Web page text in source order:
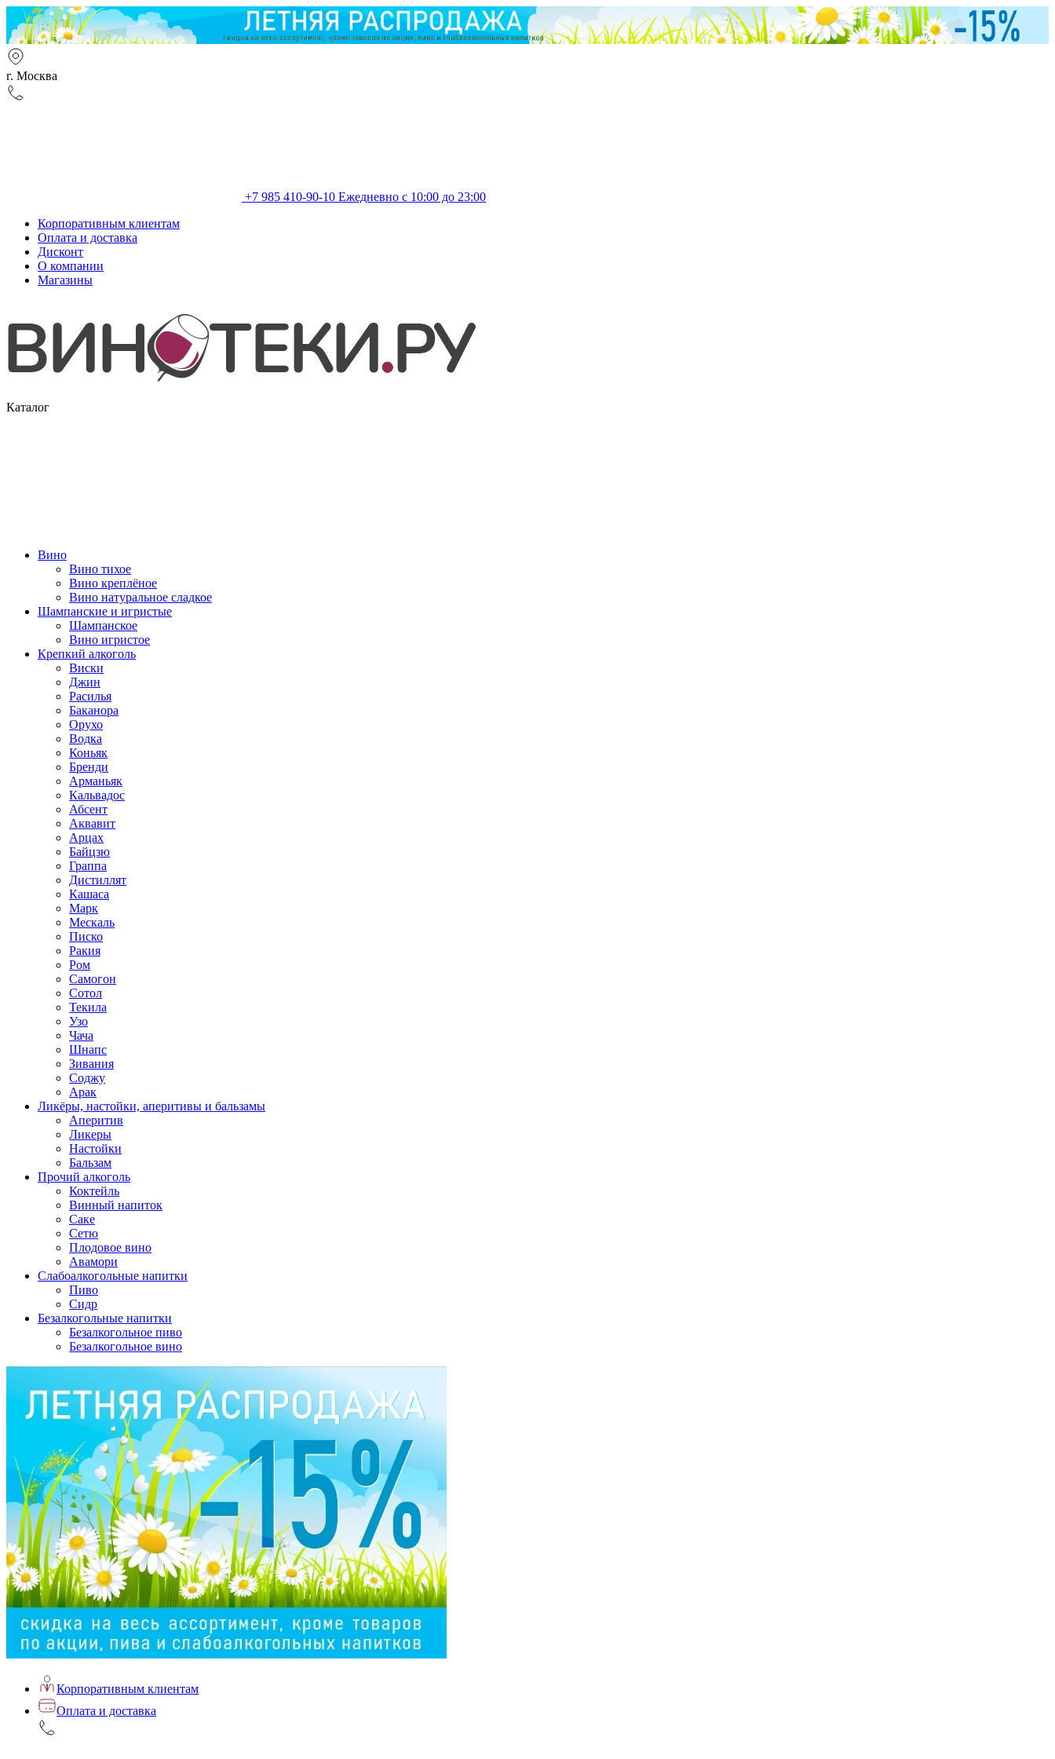
г. Москва
+7 985 410-90-10 Ежедневно с 10:00 до 23:00
Корпоративным клиентам
Оплата и доставка
Дисконт
О компании
Магазины
Каталог
Вино
Вино тихое
Вино креплёное
Вино натуральное сладкое
Шампанские и игристые
Шампанское
Вино игристое
Крепкий алкоголь
Виски
Джин
Расилья
Баканора
Орухо
Водка
Коньяк
Бренди
Арманьяк
Кальвадос
Абсент
Аквавит
Арцах
Байцзю
Граппа
Дистиллят
Кашаса
Марк
Мескаль
Писко
Ракия
Ром
Самогон
Сотол
Текила
Узо
Чача
Шнапс
Зивания
Соджу
Арак
Ликёры, настойки, аперитивы и бальзамы
Аперитив
Ликеры
Настойки
Бальзам
Прочий алкоголь
Коктейль
Винный напиток
Саке
Сетю
Плодовое вино
Авамори
Слабоалкогольные напитки
Пиво
Сидр
Безалкогольные напитки
Безалкогольное пиво
Безалкогольное вино
Корпоративным клиентам
Оплата и доставка